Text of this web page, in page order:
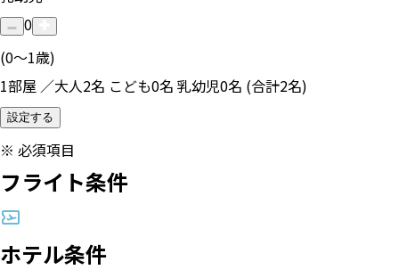
0
(0〜1歳)
1部屋 ／大人2名 こども0名 乳幼児0名 (合計2名)
設定する
※ 必須項目
フライト条件
ホテル条件